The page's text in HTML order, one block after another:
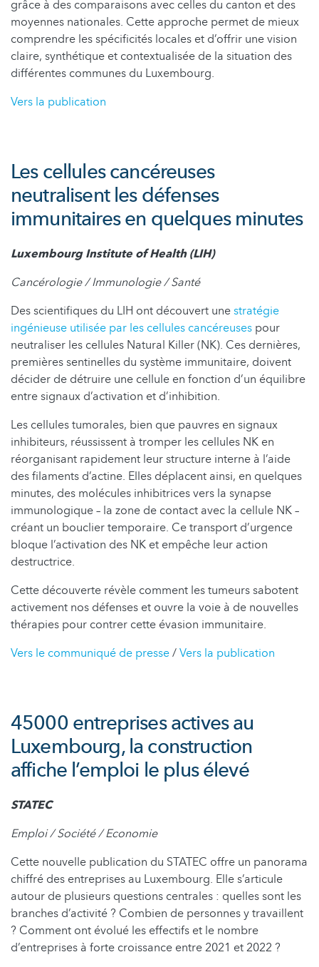
grâce à des comparaisons avec celles du canton et des
moyennes nationales. Cette approche permet de mieux
comprendre les spécificités locales et d’offrir une vision
claire, synthétique et contextualisée de la situation des
différentes communes du Luxembourg.
Vers la publication
Les cellules cancéreuses
neutralisent les défenses
immunitaires en quelques minutes
Luxembourg Institute of Health (LIH)
Cancérologie / Immunologie / Santé
Des scientifiques du LIH ont découvert unestratégie
ingénieuse utilisée par les cellules cancéreuses pour
neutraliser les cellules Natural Killer (NK). Ces dernières,
premières sentinelles du système immunitaire, doivent
décider de détruire une cellule en fonction d’un équilibre
entre signaux d’activation et d’inhibition.
Les cellules tumorales, bien que pauvres en signaux
inhibiteurs, réussissent à tromper les cellules NK en
réorganisant rapidement leur structure interne à l’aide
des filaments d’actine. Elles déplacent ainsi, en quelques
minutes, des molécules inhibitrices vers la synapse
immunologique – la zone de contact avec la cellule NK –
créant un bouclier temporaire. Ce transport d’urgence
bloque l’activation des NK et empêche leur action
destructrice.
Cette découverte révèle comment les tumeurs sabotent
activement nos défenses et ouvre la voie à de nouvelles
thérapies pour contrer cette évasion immunitaire.
Vers le communiqué de presse/Vers la publication
45000 entreprises actives au
Luxembourg, la construction
affiche l’emploi le plus élevé
STATEC
Emploi / Société / Economie
Cette nouvelle publication du STATEC offre un panorama
chiffré des entreprises au Luxembourg. Elle s’articule
autour de plusieurs questions centrales : quelles sont les
branches d’activité ? Combien de personnes y travaillent
? Comment ont évolué les effectifs et le nombre
d’entreprises à forte croissance entre 2021 et 2022 ?